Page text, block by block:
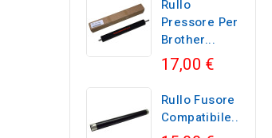
Rullo
Pressore Per
Brother...
17,00 €
Rullo Fusore
Compatibile...